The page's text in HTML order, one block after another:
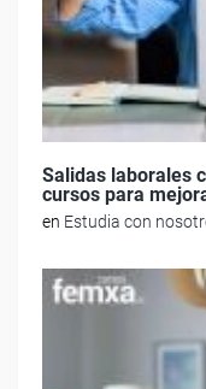
Salidas laborales
cursos para
en Estudia con